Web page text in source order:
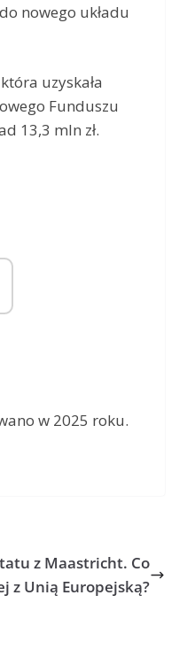
nowego układu
uzyskała
Funduszu
13,3 mln zł.
w 2025 roku.
z Maastricht. Co
z Unią Europejską?